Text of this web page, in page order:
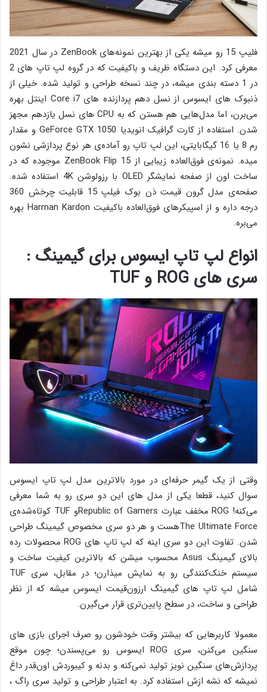
فلیپ 15 رو میشه یکی از بهترین نمونه‌های ZenBook در سال 2021
معرفی کرد. این دستگاه ظریف و باکیفیت که در گروه لپ تاپ های 2
در 1 دسته بندی میشه، در چند نسخه طراحی و تولید شده. خیلی از
ذنبوک های ایسوس از نسل دهم پردازنده های Core i7 اینتل بهره
می‌برن، اما مدل‌هایی هم هستن که به CPU های نسل یازدهم مجهز
شدن. استفاده از کارت گرافیک انویدیا GeForce GTX 1050 و مقدار
رم 8 یا 16 گیگابایتی، این لپ تاپ رو آماده‌ی هر نوع پردازشی نشون
میده. نمونه‌ی فوق‌العاده زیبایی از ZenBook Flip 15 موجوده که در
ساخت اون از صفحه نمایشگر OLED با رزولوشن 4K استفاده شده.
صفحه‌ی مدل گرون قیمت ذن بوک فیلپ 15 قابلیت چرخش 360
درجه داره و از اسپیکرهای فوق‌العاده باکیفیت Harman Kardon بهره
می‌بره.
انواع لپ تاپ ایسوس برای گیمینگ :
سری های ROG و TUF
وقتی از یک گیمر حرفه‌ای در مورد بالاترین مدل لپ تاپ ایسوس
سوال کنید، قطعا یکی از مدل های این دو سری رو به شما معرفی
می‌کنه! ROG مخفف عبارت Republic of Gamersو TUF کوتاه‌شده‌ی
The Ultimate Forceهست و هر دو سری مخصوص گیمینگ طراحی
شدن. تفاوت این دو سری اینه که لپ تاپ های ROG محصولات رده
بالای گیمینگ Asus محسوب میشن که بالاترین کیفیت ساخت و
سیستم خنک‌کنندگی رو به نمایش میذارن؛ در مقابل، سری TUF
شامل لپ تاپ های گیمینگ ارزون‌قیمت ایسوس میشه که از نظر
طراحی و ساخت، در سطح پایین‌تری قرار می‌گیرن.
معمولا کاربرهایی که بیشتر وقت خودشون رو صرف اجرای بازی های
سنگین می‌کنن، سری ROG ایسوس رو می‌پسندن؛ چون موقع
پردازش‌های سنگین نویز تولید نمی‌کنه و بدنه و کیبوردش اون‌قدر داغ
نمیشه که نشه ازش استفاده کرد. به اعتبار طراحی و تولید سری راگ ،